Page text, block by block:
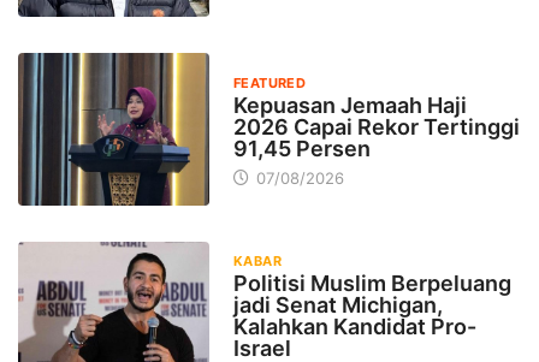
FEATURED
Kepuasan Jemaah Haji
2026 Capai Rekor Tertinggi
91,45 Persen
07/08/2026
KABAR
Politisi Muslim Berpeluang
jadi Senat Michigan,
Kalahkan Kandidat Pro-
Israel